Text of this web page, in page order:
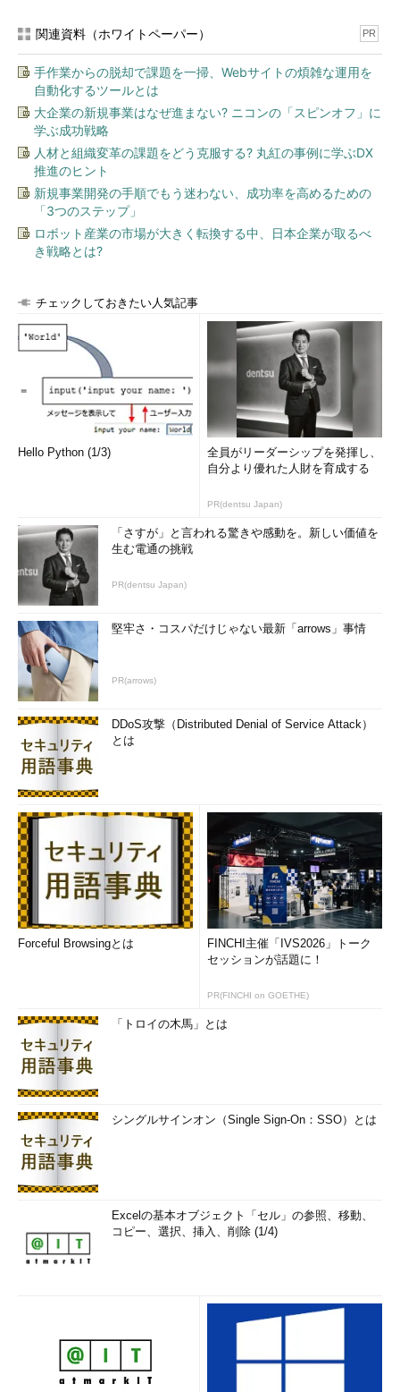
タ発生を防ぐ仕組みがある）
可用性
（Availability）
許可された者が必要なときにアクセ
スできること。
うな仕組みがある）
情報セキュリティ対策の全体像
情報セキュリティリスクを低減するためには、費用対効果を含
め、多方面から合理的な方法を検討し対策を講じる必要がありま
す。
施策を合理的に組み合わせる
リティ
運営組織の内部統制上の脆弱性を抑制する
施策。ソーシャルエンジニアリングや、内
部の犯罪を防ぐために教育を行う
データセキ
ュリティ
データの不整合・漏洩・改ざん等の脅威に
対応するため、暗号化・メッセージ認証の
利用や、アクセス制限・監視を行う
システムセ
キュリティ
情報システムのシステム障害、不正使用、
論理的破壊（ウイルス感染など）といった
セキュリテ
ィ
ネットワーク障害、盗聴、なりすまし、不
イアウォール・IDSの導入等を行う
アプリケー
ション
セキュリテ
ィ
ウイルス感染等への対策として、セキュア
設備の信頼
緊急時の対
コンティンジェンシープラン と呼ばれる
情報セキュリティマネジメントシステム（ISMS）
＜1＞ISMSの概要
情報資産にふりかかる脅威に対抗するため、組織体が情報セキ
ュリティに取り組むための方針・対策基準を設定し、これを達成
するための一連のサイクルを
情報セキュリティマネジメントと呼
びます。またこれを実践するために組織体が確立した制度を
ISMS
（Information Security Management System）と呼びま
す。
＜2＞ISMSに関する主な出題ポイント
情報セキュリティ基本方針は
事業・所在地・組織・資産・技術の特徴を考慮して各種方針を決める
「一度決めてこれをずっと順守」ではなく「PDCAを回し継続的に改善する」
本試験過去問題による類題演習
□H19 午前問51
給与システムにおけるインテグリティの確保について
関係
□H19 午前問52
コンティンジェンシープランにおける留意点
関連資料（ホワイトペーパー） PR
手作業からの脱却で課題を一掃、Webサイトの煩雑な運用を
自動化するツールとは
大企業の新規事業はなぜ進まない? ニコンの「スピンオフ」に
学ぶ成功戦略
人材と組織変革の課題をどう克服する? 丸紅の事例に学ぶDX
推進のヒント
新規事業開発の手順でもう迷わない、成功率を高めるための
「3つのステップ」
ロボット産業の市場が大きく転換する中、日本企業が取るべ
き戦略とは?
チェックしておきたい人気記事
Hello Python (1/3)
全員がリーダーシップを発揮し、
自分より優れた人財を育成する
PR(dentsu Japan)
「さすが」と言われる驚きや感動を。新しい価値を
生む電通の挑戦
PR(dentsu Japan)
堅牢さ・コスパだけじゃない最新「arrows」事情
PR(arrows)
DDoS攻撃（Distributed Denial of Service Attack）
とは
Forceful Browsingとは
FINCHI主催「IVS2026」トーク
セッションが話題に！
PR(FINCHI on GOETHE)
「トロイの木馬」とは
シングルサインオン（Single Sign-On：SSO）とは
Excelの基本オブジェクト「セル」の参照、移動、
コピー、選択、挿入、削除 (1/4)